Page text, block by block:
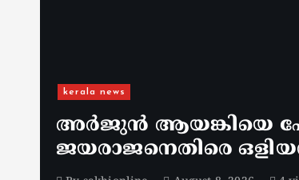
kerala news
അർജുൻ ആയങ്കിയെ
ജയരാജനെതിരെ